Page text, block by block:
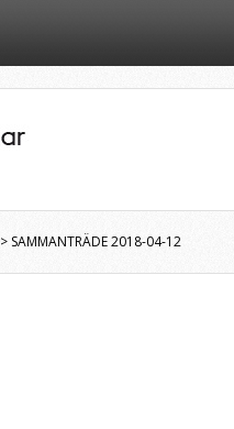
> SAMMANTRÄDE 2018-04-12